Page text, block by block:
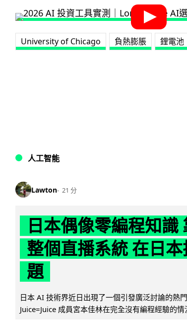
University of Chicago 負熱膨脹 鋰電池
人工智能
Lawton 21 分
日本偶像零編程知識
整個直播系統 在日本
題
日本 AI 技術界近日出現了一個引發廣泛討論的熱
Juice=Juice 成員宮本佳林在完全沒有編程經驗的